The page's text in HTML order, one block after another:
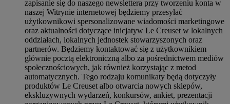
zapisanie się do naszego newslettera przy tworzeniu konta w
naszej Witrynie internetowej będziemy przesyłać
użytkownikowi spersonalizowane wiadomości marketingowe
oraz aktualności dotyczące inicjatyw Le Creuset w lokalnych
oddziałach, lokalnych jednostek stowarzyszonych oraz
partnerów. Będziemy kontaktować się z użytkownikiem
głównie pocztą elektroniczną albo za pośrednictwem mediów
społecznościowych, jak również korzystając z metod
automatycznych. Tego rodzaju komunikaty będą dotyczyły
produktów Le Creuset albo otwarcia nowych sklepów,
ekskluzywnych wydarzeń, konkursów, ankiet, prezentacji